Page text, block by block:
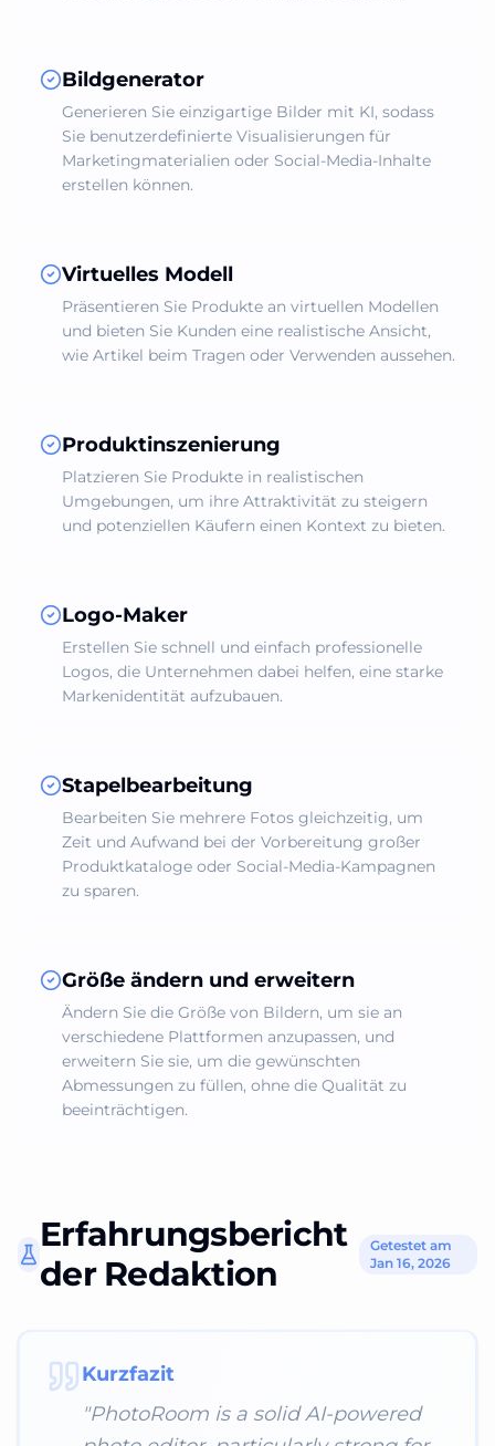
Bildgenerator
Generieren Sie einzigartige Bilder mit KI, sodass
Sie benutzerdefinierte Visualisierungen für
Marketingmaterialien oder Social-Media-Inhalte
erstellen können.
Virtuelles Modell
Präsentieren Sie Produkte an virtuellen Modellen
und bieten Sie Kunden eine realistische Ansicht,
wie Artikel beim Tragen oder Verwenden aussehen.
Produktinszenierung
Platzieren Sie Produkte in realistischen
Umgebungen, um ihre Attraktivität zu steigern
und potenziellen Käufern einen Kontext zu bieten.
Logo-Maker
Erstellen Sie schnell und einfach professionelle
Logos, die Unternehmen dabei helfen, eine starke
Markenidentität aufzubauen.
Stapelbearbeitung
Bearbeiten Sie mehrere Fotos gleichzeitig, um
Zeit und Aufwand bei der Vorbereitung großer
Produktkataloge oder Social-Media-Kampagnen
zu sparen.
Größe ändern und erweitern
Ändern Sie die Größe von Bildern, um sie an
verschiedene Plattformen anzupassen, und
erweitern Sie sie, um die gewünschten
Abmessungen zu füllen, ohne die Qualität zu
beeinträchtigen.
Erfahrungsbericht
der Redaktion
Getestet am
Jan 16, 2026
Kurzfazit
"PhotoRoom is a solid AI-powered